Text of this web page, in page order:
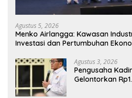
Agustus 5, 2026
Menko Airlangga: Kawasan
Investasi dan Pertumbuhan
Agustus 3, 2026
Pengusaha
Gelontorkan